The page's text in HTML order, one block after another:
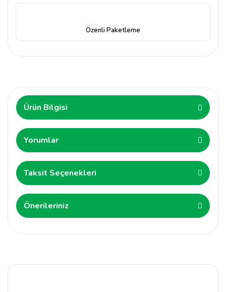
Özenli Paketleme
Ürün Bilgisi
Yorumlar
Taksit Seçenekleri
Önerileriniz